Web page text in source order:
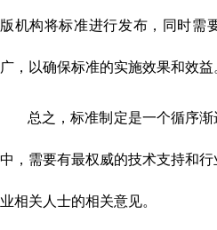
版机构将标准进行发布，同时需
广，以确保标准的实施效果和效益
总之，标准制定是一个循序
中，需要有最权威的技术支持和
业相关人士的相关意见。